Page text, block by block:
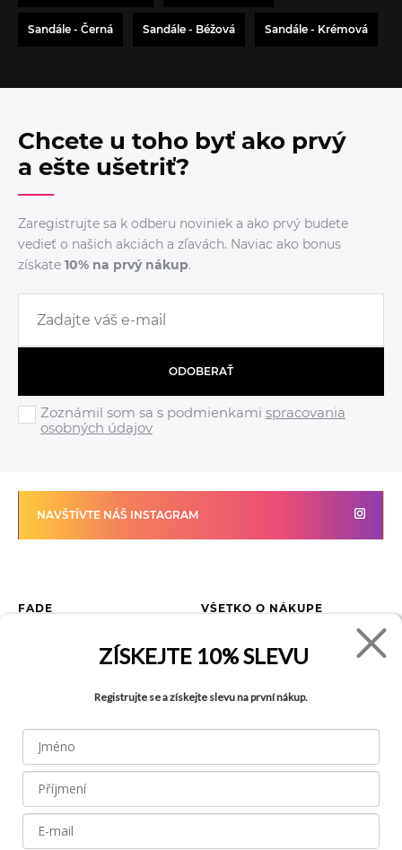
Sandále - Černá Sandále - Béžová Sandále - Krémová
Chcete u toho byť ako prvý
a ešte ušetriť?
Zaregistrujte sa k odberu noviniek a ako prvý budete
vedieť o našich akciách a zľavách. Naviac ako bonus
získate 10% na prvý nákup.
ODOBERAŤ
Zoznámil som sa s podmienkami spracovania
osobných údajov
NAVŠTÍVTE NÁŠ INSTAGRAM
FADE
Blog
VŠETKO O NÁKUPE
Ako reklamovať tovar
Tabuľka veľkostí
ZÍSKEJTE 10% SLEVU
Registrujte se a získejte slevu na první nákup.